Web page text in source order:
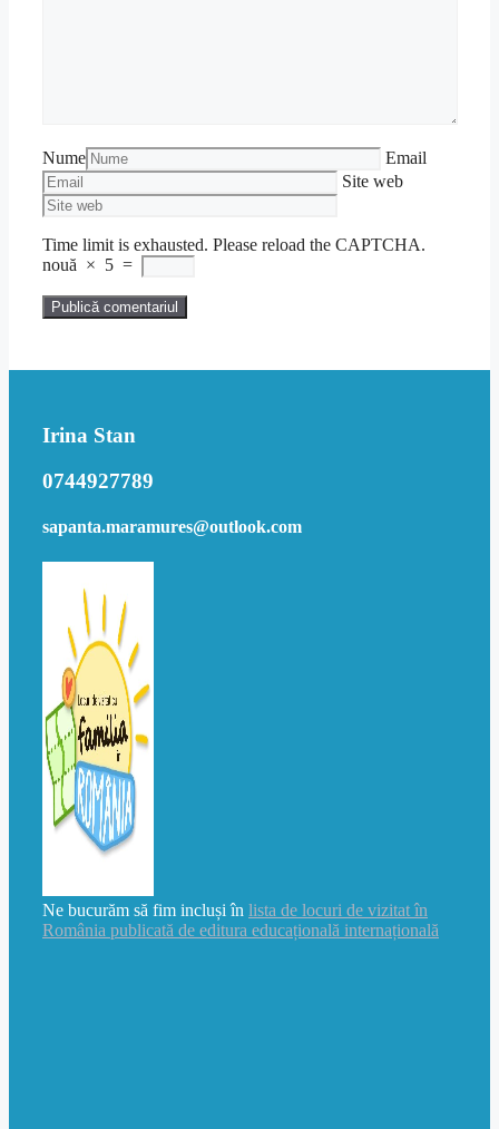
Nume
Email
Site web
Time limit is exhausted. Please reload the CAPTCHA.
nouă × 5 =
Irina Stan
0744927789
sapanta.maramures@outlook.com
Ne bucurăm să fim incluși în lista de locuri de vizitat în
România publicată de editura educațională internațională